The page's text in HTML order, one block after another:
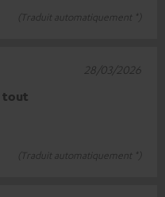
(Traduit automatiquement *)
tout
(Traduit automatiquement *)
28/03/2026